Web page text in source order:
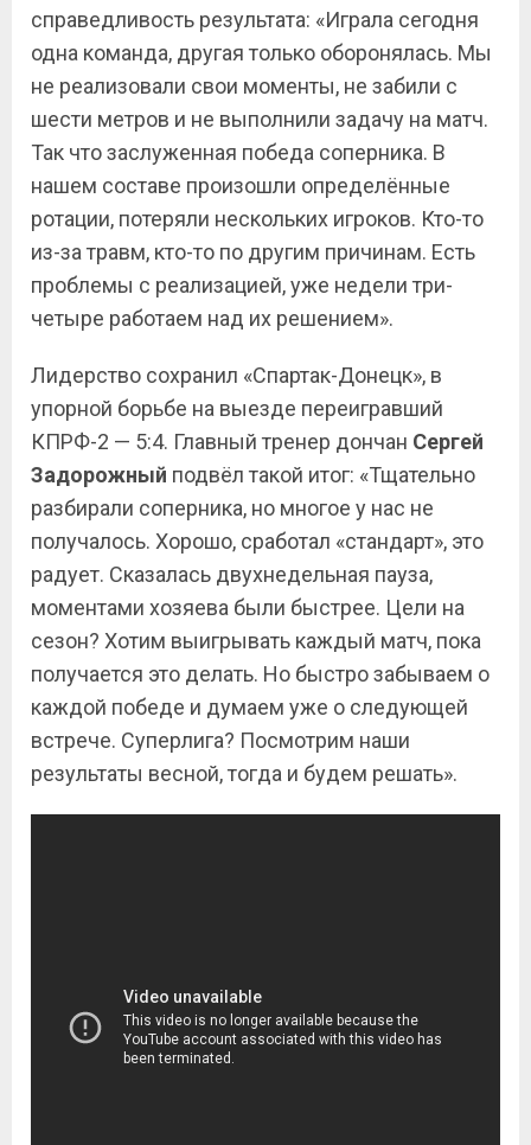
справедливость результата: «Играла сегодня
одна команда, другая только оборонялась. Мы
не реализовали свои моменты, не забили с
шести метров и не выполнили задачу на матч.
Так что заслуженная победа соперника. В
нашем составе произошли определённые
ротации, потеряли нескольких игроков. Кто-то
из-за травм, кто-то по другим причинам. Есть
проблемы с реализацией, уже недели три-
четыре работаем над их решением».
Лидерство сохранил «Спартак-Донецк», в
упорной борьбе на выезде переигравший
КПРФ-2 — 5:4. Главный тренер дончан Сергей
Задорожный подвёл такой итог: «Тщательно
разбирали соперника, но многое у нас не
получалось. Хорошо, сработал «стандарт», это
радует. Сказалась двухнедельная пауза,
моментами хозяева были быстрее. Цели на
сезон? Хотим выигрывать каждый матч, пока
получается это делать. Но быстро забываем о
каждой победе и думаем уже о следующей
встрече. Суперлига? Посмотрим наши
результаты весной, тогда и будем решать».